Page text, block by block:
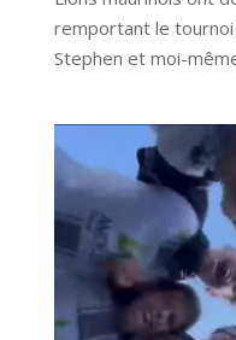
remportant le tournoi
Stephen et moi-